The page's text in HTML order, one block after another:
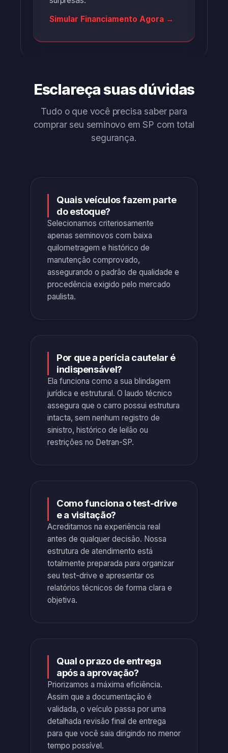
Simular Financiamento Agora →
Esclareça suas dúvidas
Tudo o que você precisa saber para
comprar seu seminovo em SP com total
segurança.
Quais veículos fazem parte
do estoque?
Selecionamos criteriosamente
apenas seminovos com baixa
quilometragem e histórico de
manutenção comprovado,
assegurando o padrão de qualidade e
procedência exigido pelo mercado
paulista.
Por que a perícia cautelar é
indispensável?
Ela funciona como a sua blindagem
jurídica e estrutural. O laudo técnico
assegura que o carro possui estrutura
intacta, sem nenhum registro de
sinistro, histórico de leilão ou
restrições no Detran-SP.
Como funciona o test-drive
e a visitação?
Acreditamos na experiência real
antes de qualquer decisão. Nossa
estrutura de atendimento está
totalmente preparada para organizar
seu test-drive e apresentar os
relatórios técnicos de forma clara e
objetiva.
Qual o prazo de entrega
após a aprovação?
Priorizamos a máxima eficiência.
Assim que a documentação é
validada, o veículo passa por uma
detalhada revisão final de entrega
para que você saia dirigindo no menor
tempo possível.